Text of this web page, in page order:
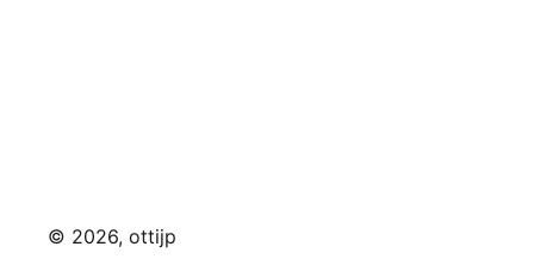
© 2026, ottijp